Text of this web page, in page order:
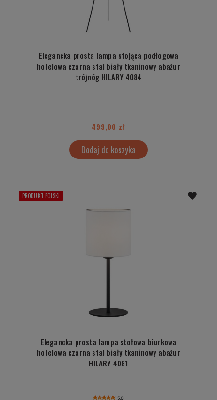
Elegancka prosta lampa stojąca podłogowa
hotelowa czarna stal biały tkaninowy abażur
trójnóg HILARY 4084
499,00 zł
Dodaj do koszyka
Elegancka prosta lampa stołowa biurkowa
hotelowa czarna stal biały tkaninowy abażur
HILARY 4081
5.0
PRODUKT POLSKI